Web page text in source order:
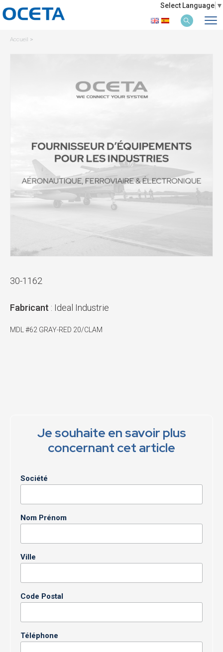
Select Language ▼
Accueil >
30-1162
Fabricant : Ideal Industrie
MDL #62 GRAY-RED 20/CLAM
Je souhaite en savoir plus
concernant cet article
Société
Nom Prénom
Ville
Code Postal
Téléphone